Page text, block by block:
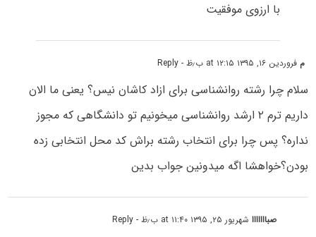
با ارزوی موفقیت
م فروردین ۱۶, ۱۳۹۵ at ۱۲:۱۵ ب٫ظ - Reply
سلام چرا رشته روانشناسی برای ازاد کاشان نیس؟ یعنی ما الان
داریم ترم ۲ ارشد روانشناسی میخونیم تو دانشگاهی که مجوز
نداره؟ پس چرا برای انتخاب رشته براش کد محل انتخابی زده
بودن؟خواهشا اگه میدونین جواب بدین
صباااااااشهریور ۲۵, ۱۳۹۵ at ۱۱:۴۰ ب٫ظ - Reply